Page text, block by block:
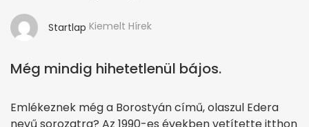
Startlap Kiemelt Hírek
Még mindig hihetetlenül bájos.
Emlékeznek még a Borostyán című, olaszul Edera